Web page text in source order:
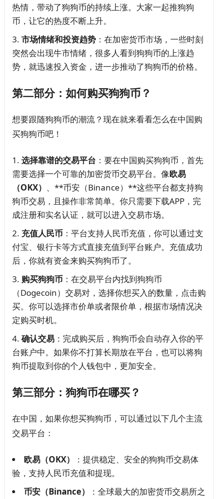
热情，带动了狗狗币的持续上涨。大家一起推狗狗
币，让它的热度不断上升。
市场情绪和投资趋势：在加密货币市场，一些时刻
突然会出现牛市情绪，很多人看到狗狗币的上涨趋
势，就迅速投入资金，进一步推动了狗狗币的价格。
第二部分：如何购买狗狗币？
想要跟随狗狗币的潮流？现在就来看看怎么在中国购
买狗狗币吧！
选择靠谱的交易平台 ：要在中国购买狗狗币，首先
需要选择一个可靠的加密货币交易平台。像欧易
（OKX） 、**币安（Binance）**这些平台都支持狗
狗币交易，且操作非常简单。你只需要下载APP，完
成注册和实名认证，就可以进入交易市场。
充值人民币：平台支持人民币充值，你可以通过支
付宝、银行卡等方式直接充值到平台账户。充值成功
后，你就有资金来购买狗狗币了。
购买狗狗币：在交易平台内找到狗狗币
（Dogecoin）交易对，选择你想买入的数量，点击购
买。你可以选择市价单或者限价单，根据市场情况决
定购买时机。
确认交易：完成购买后，狗狗币会自动存入你的平
台账户中。如果你不打算长期放在平台，也可以将狗
狗币提取到你的个人钱包中，更加安全。
第三部分：狗狗币在哪买？
在中国，如果你想买狗狗币，可以通过以下几个主流
交易平台：
欧易（OKX）
：提供稳定、安全的狗狗币交易体
验，支持人民币充值和提现。
币安（Binance）
：全球最大的加密货币交易所之